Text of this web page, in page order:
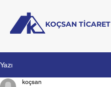
KOÇSAN TİCARET
Yazı
koçsan